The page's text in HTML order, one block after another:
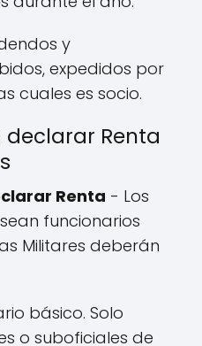
y
expedidos por
cuales es socio.
Renta
Renta - Los
funcionarios
Militares deberán
básico. Solo
o suboficiales de